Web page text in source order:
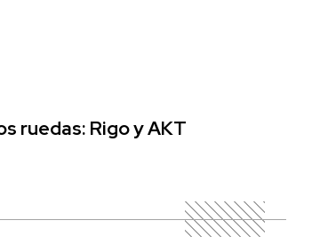
ruedas: Rigo y AKT